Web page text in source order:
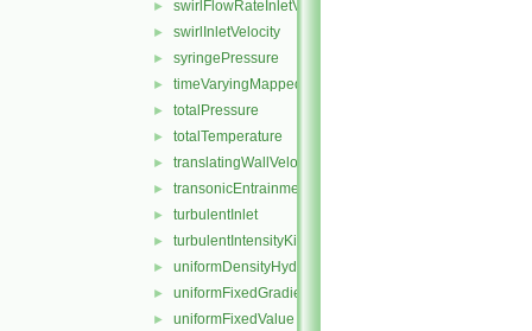
► swirlFlowRateInletVelocity
► swirlInletVelocity
► syringePressure
► timeVaryingMappedFixedValue
► totalPressure
► totalTemperature
► translatingWallVelocity
► transonicEntrainmentPressure
► turbulentInlet
► turbulentIntensityKineticEnergyInlet
► uniformDensityHydrostaticPressure
► uniformFixedGradient
► uniformFixedValue